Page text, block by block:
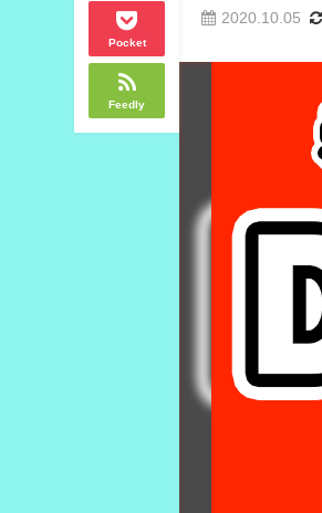
Pocket
Feedly
2020.10.05